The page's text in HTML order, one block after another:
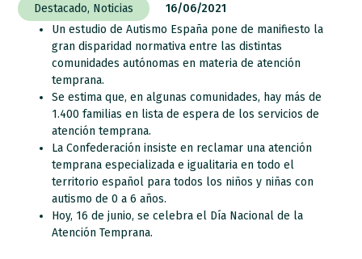
Destacado, Noticias
16/06/2021
Un estudio de Autismo España pone de manifiesto la
gran disparidad normativa entre las distintas
comunidades autónomas en materia de atención
temprana.
Se estima que, en algunas comunidades, hay más de
1.400 familias en lista de espera de los servicios de
atención temprana.
La Confederación insiste en reclamar una atención
temprana especializada e igualitaria en todo el
territorio español para todos los niños y niñas con
autismo de 0 a 6 años.
Hoy, 16 de junio, se celebra el Día Nacional de la
Atención Temprana.